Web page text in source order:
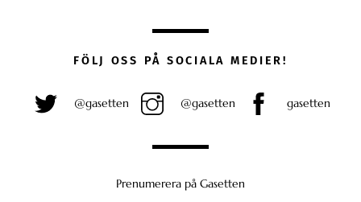
FÖLJ OSS PÅ SOCIALA MEDIER!
@gasetten @gasetten gasetten
Prenumerera på Gasetten